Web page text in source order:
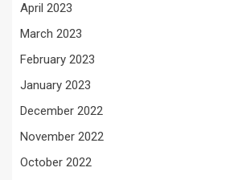
April 2023
March 2023
February 2023
January 2023
December 2022
November 2022
October 2022